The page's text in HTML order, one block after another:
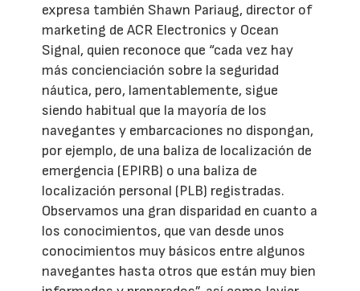
expresa también Shawn Pariaug, director of
marketing de ACR Electronics y Ocean
Signal, quien reconoce que “cada vez hay
más concienciación sobre la seguridad
náutica, pero, lamentablemente, sigue
siendo habitual que la mayoría de los
navegantes y embarcaciones no dispongan,
por ejemplo, de una baliza de localización de
emergencia (EPIRB) o una baliza de
localización personal (PLB) registradas.
Observamos una gran disparidad en cuanto a
los conocimientos, que van desde unos
conocimientos muy básicos entre algunos
navegantes hasta otros que están muy bien